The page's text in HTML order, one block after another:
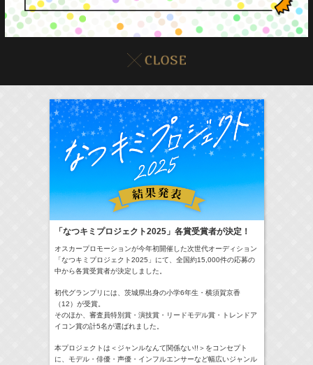
本日の出演情報 8/10(Mon) イベント販売情報
22:00-
GTO 及川桃利
> More
「なつキミプロジェクト2025」各賞受賞者が決定！
オスカープロモーションが今年初開催した次世代オーディション
「なつキミプロジェクト2025」にて、全国約15,000件の応募の
中から各賞受賞者が決定しました。
初代グランプリには、茨城県出身の小学6年生・横須賀京香
（12）が受賞。
そのほか、審査員特別賞・演技賞・リードモデル賞・トレンドア
イコン賞の計5名が選ばれました。
本プロジェクトは＜ジャンルなんて関係ない!!＞をコンセプト
に、モデル・俳優・声優・インフルエンサーなど幅広いジャンル